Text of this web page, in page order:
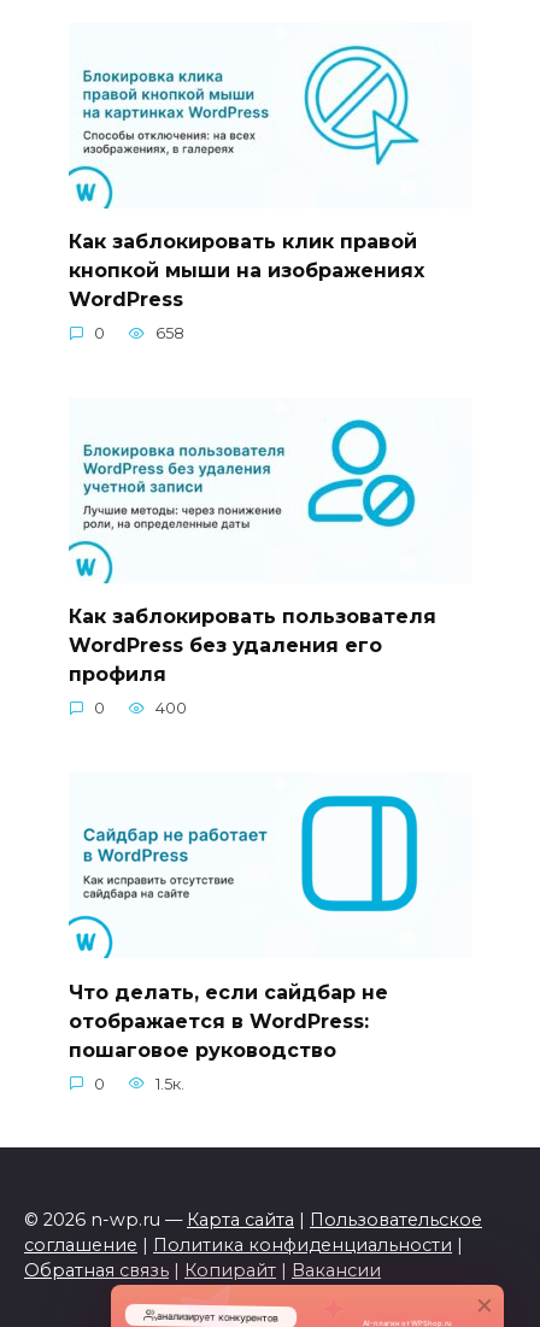
Как заблокировать клик правой
кнопкой мыши на изображениях
WordPress
0 658
Как заблокировать пользователя
WordPress без удаления его
профиля
0 400
Что делать, если сайдбар не
отображается в WordPress:
пошаговое руководство
0 1.5к.
© 2026 n-wp.ru — Карта сайта
Пользовательское
соглашение
Политика конфиденциальности
Обратная связь
Копирайт Вакансии
×
AI-плагин от WPShop.ru
анализирует конкурентов